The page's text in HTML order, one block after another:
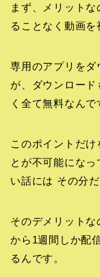
まず、メリット
ることなく動画を
専用のアプリをダ
が、ダウンロー
く全て無料なんで
このポイントだ
とが不可能にな
い話には その分
そのデメリット
から1週間しか配
るんです。